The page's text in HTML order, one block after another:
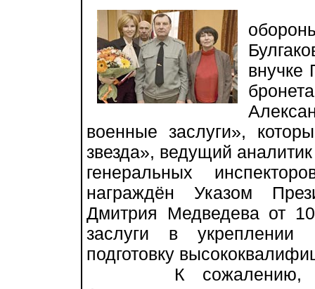
внучке
военные заслуги»,
звезда», ведущий
генеральных
награждён Указом
Дмитрия Медведева от
заслуги в укреплении
подготовку
К сожалению, по